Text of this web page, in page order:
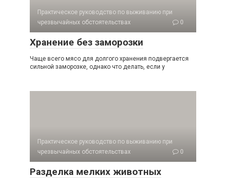
Практическое руководство по выживанию при
чрезвычайных обстоятельствах
0
Хранение без заморозки
Чаще всего мясо для долгого хранения подвергается
сильной замо­розке, однако что делать, если у
Практическое руководство по выживанию при
чрезвычайных обстоятельствах
0
Разделка мелких животных